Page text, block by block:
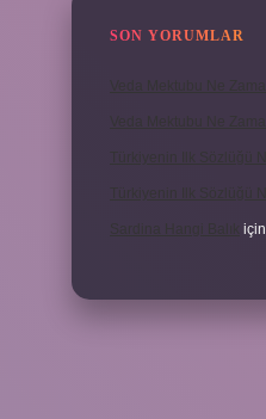
SON YORUMLAR
için